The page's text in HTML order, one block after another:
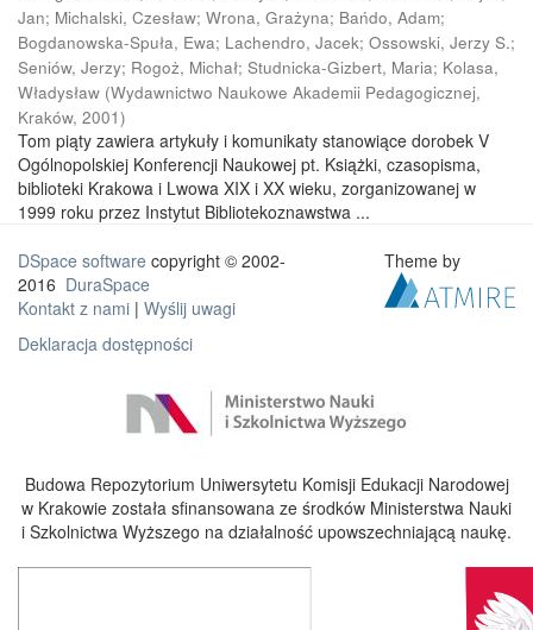
Jan; Michalski, Czesław; Wrona, Grażyna; Bańdo, Adam;
Bogdanowska-Spuła, Ewa; Lachendro, Jacek; Ossowski, Jerzy S.;
Seniów, Jerzy; Rogoż, Michał; Studnicka-Gizbert, Maria; Kolasa,
Władysław (Wydawnictwo Naukowe Akademii Pedagogicznej,
Kraków, 2001)
Tom piąty zawiera artykuły i komunikaty stanowiące dorobek V
Ogólnopolskiej Konferencji Naukowej pt. Książki, czasopisma,
biblioteki Krakowa i Lwowa XIX i XX wieku, zorganizowanej w
1999 roku przez Instytut Bibliotekoznawstwa ...
DSpace software copyright © 2002-
2016 DuraSpace
Kontakt z nami | Wyślij uwagi
Deklaracja dostępności
Theme by
Budowa Repozytorium Uniwersytetu Komisji Edukacji Narodowej
w Krakowie została sfinansowana ze środków Ministerstwa Nauki
i Szkolnictwa Wyższego na działalność upowszechniającą naukę.